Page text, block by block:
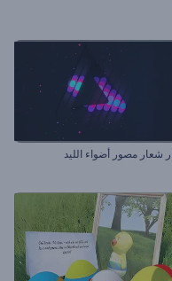
شعار مصور أضواء الليد